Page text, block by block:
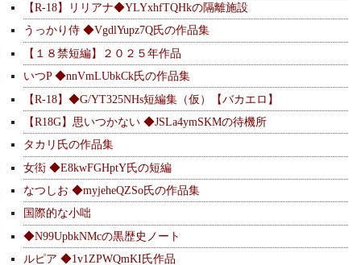
【R-18】リリアナ◆YLYxhfTQHkの隔離施設
うっかり侍 ◆VgdlYupz7Q氏の作品集
【１８禁短編】２０２５年作品
いつP ◆nnVmLUbkCk氏の作品集
【R-18】◆G/YT325NHs短編集（仮）【バカエロ】
【R18G】思いつかない ◆JSLa4ymSKMの待機所
タカリ氏の作品集
女衒 ◆E8kwFGHptY氏の短編
なつしお ◆myjeheQZSo氏の作品集
国際的な小咄
◆N99UpbkNMcの黒歴史ノート
ルピア ◆1v1ZPWQmKI氏作品